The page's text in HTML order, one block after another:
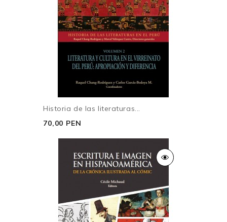
Historia de las literaturas...
70,00 PEN